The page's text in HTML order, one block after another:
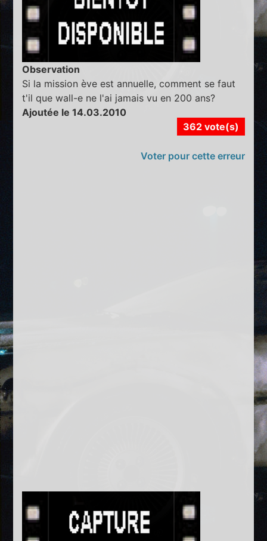
Observation
Si la mission ève est annuelle, comment se faut
t'il que wall-e ne l'ai jamais vu en 200 ans?
Ajoutée le 14.03.2010
362 vote(s)
Voter pour cette erreur